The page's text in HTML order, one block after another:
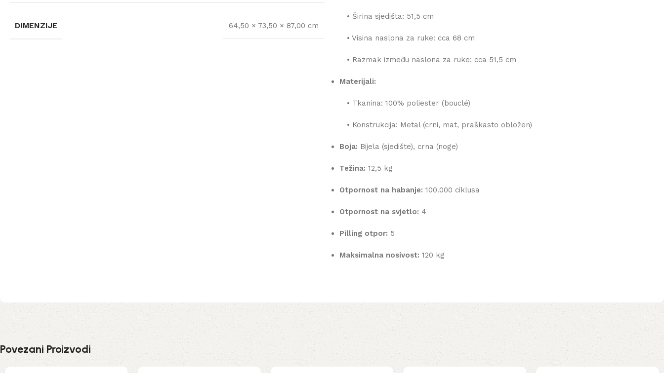
DIMENZIJE 64,50 × 73,50 × 87,00 cm
• Širina sjedišta: 51,5 cm
• Visina naslona za ruke: cca 68 cm
• Razmak između naslona za ruke: cca 51,5 cm
Materijali:
• Tkanina: 100% poliester (bouclé)
• Konstrukcija: Metal (crni, mat, praškasto obložen)
Boja: Bijela (sjedište), crna (noge)
Težina: 12,5 kg
Otpornost na habanje: 100.000 ciklusa
Otpornost na svjetlo: 4
Pilling otpor: 5
Maksimalna nosivost: 120 kg
Povezani Proizvodi